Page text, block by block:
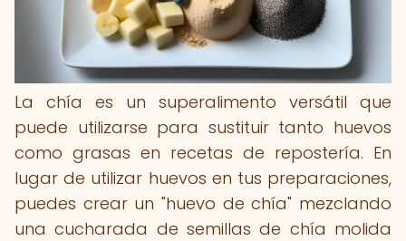
La chía es un superalimento versátil que
puede utilizarse para sustituir tanto huevos
como grasas en recetas de repostería. En
lugar de utilizar huevos en tus preparaciones,
puedes crear un "huevo de chía" mezclando
una cucharada de semillas de chía molida